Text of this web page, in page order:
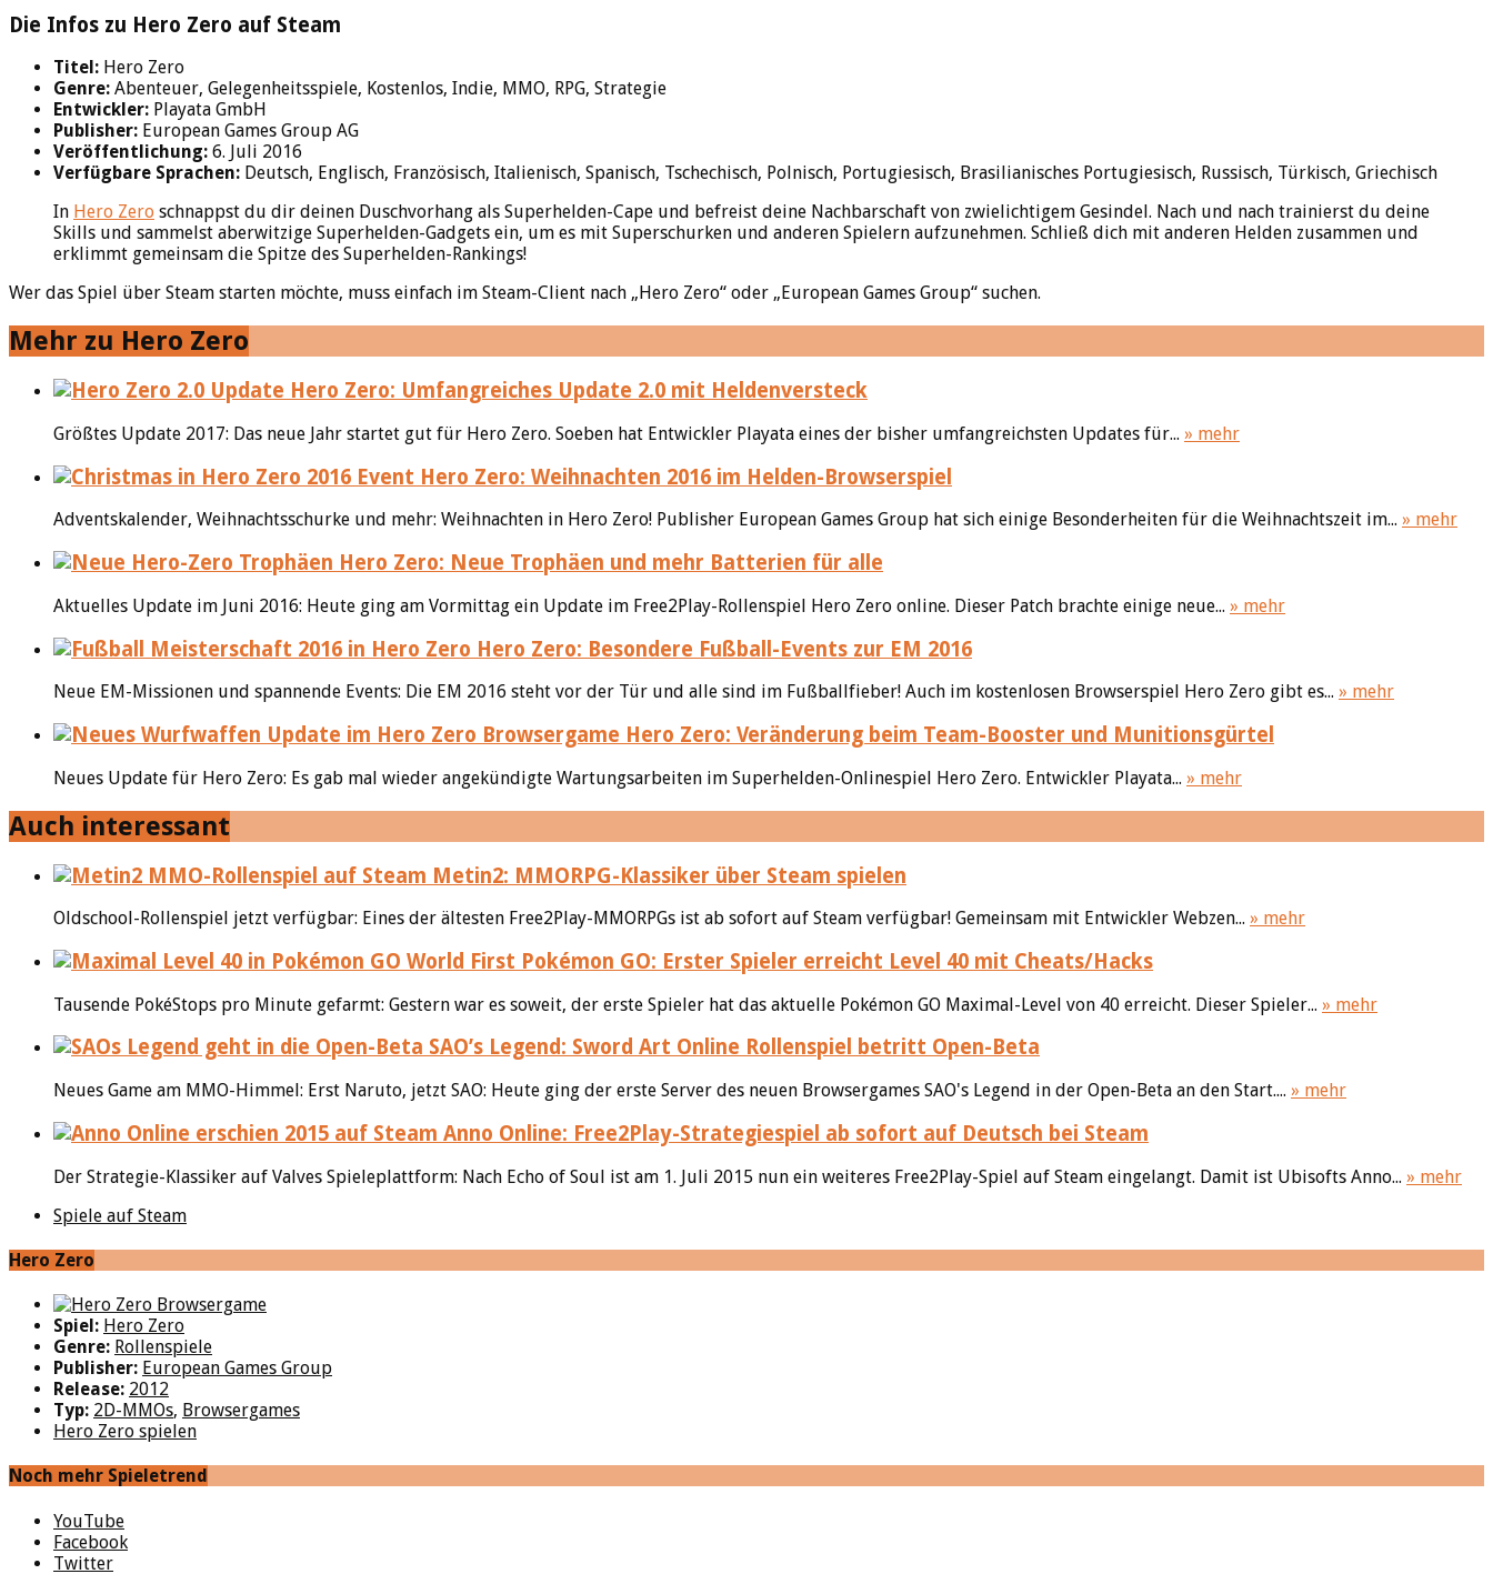
Die Infos zu Hero Zero auf Steam
Titel: Hero Zero
Genre: Abenteuer, Gelegenheitsspiele, Kostenlos, Indie, MMO, RPG, Strategie
Entwickler: Playata GmbH
Publisher: European Games Group AG
Veröffentlichung: 6. Juli 2016
Verfügbare Sprachen: Deutsch, Englisch, Französisch, Italienisch, Spanisch, Tschechisch, Polnisch, Portugiesisch, Brasilianisches Portugiesisch, Russisch, Türkisch, Griechisch
In Hero Zero schnappst du dir deinen Duschvorhang als Superhelden-Cape und befreist deine Nachbarschaft von zwielichtigem Gesindel. Nach und nach trainierst du deine
Skills und sammelst aberwitzige Superhelden-Gadgets ein, um es mit Superschurken und anderen Spielern aufzunehmen. Schließ dich mit anderen Helden zusammen und
erklimmt gemeinsam die Spitze des Superhelden-Rankings!
Wer das Spiel über Steam starten möchte, muss einfach im Steam-Client nach „Hero Zero“ oder „European Games Group“ suchen.
Mehr zu Hero Zero
Hero Zero: Umfangreiches Update 2.0 mit Heldenversteck
Größtes Update 2017: Das neue Jahr startet gut für Hero Zero. Soeben hat Entwickler Playata eines der bisher umfangreichsten Updates für... » mehr
Hero Zero: Weihnachten 2016 im Helden-Browserspiel
Adventskalender, Weihnachtsschurke und mehr: Weihnachten in Hero Zero! Publisher European Games Group hat sich einige Besonderheiten für die Weihnachtszeit im... » mehr
Hero Zero: Neue Trophäen und mehr Batterien für alle
Aktuelles Update im Juni 2016: Heute ging am Vormittag ein Update im Free2Play-Rollenspiel Hero Zero online. Dieser Patch brachte einige neue... » mehr
Hero Zero: Besondere Fußball-Events zur EM 2016
Neue EM-Missionen und spannende Events: Die EM 2016 steht vor der Tür und alle sind im Fußballfieber! Auch im kostenlosen Browserspiel Hero Zero gibt es... » mehr
Hero Zero: Veränderung beim Team-Booster und Munitionsgürtel
Neues Update für Hero Zero: Es gab mal wieder angekündigte Wartungsarbeiten im Superhelden-Onlinespiel Hero Zero. Entwickler Playata... » mehr
Auch interessant
Metin2: MMORPG-Klassiker über Steam spielen
Oldschool-Rollenspiel jetzt verfügbar: Eines der ältesten Free2Play-MMORPGs ist ab sofort auf Steam verfügbar! Gemeinsam mit Entwickler Webzen... » mehr
Pokémon GO: Erster Spieler erreicht Level 40 mit Cheats/Hacks
Tausende PokéStops pro Minute gefarmt: Gestern war es soweit, der erste Spieler hat das aktuelle Pokémon GO Maximal-Level von 40 erreicht. Dieser Spieler... » mehr
SAO’s Legend: Sword Art Online Rollenspiel betritt Open-Beta
Neues Game am MMO-Himmel: Erst Naruto, jetzt SAO: Heute ging der erste Server des neuen Browsergames SAO's Legend in der Open-Beta an den Start.... » mehr
Anno Online: Free2Play-Strategiespiel ab sofort auf Deutsch bei Steam
Der Strategie-Klassiker auf Valves Spieleplattform: Nach Echo of Soul ist am 1. Juli 2015 nun ein weiteres Free2Play-Spiel auf Steam eingelangt. Damit ist Ubisofts Anno... » mehr
Spiele auf Steam
Hero Zero
Spiel: Hero Zero
Genre: Rollenspiele
Publisher: European Games Group
Release: 2012
Typ: 2D-MMOs, Browsergames
Hero Zero spielen
Noch mehr Spieletrend
YouTube
Facebook
Twitter